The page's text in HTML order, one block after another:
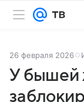
26 февраля 2026
У бышей